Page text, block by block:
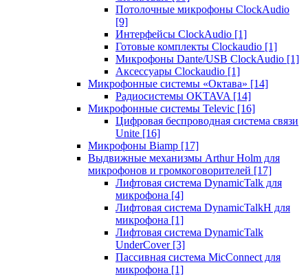
Потолочные микрофоны ClockAudio
[9]
Интерфейсы ClockAudio [1]
Готовые комплекты Clockaudio [1]
Микрофоны Dante/USB ClockAudio [1]
Аксессуары Clockaudio [1]
Микрофонные системы «Октава» [14]
Радиосистемы OKTAVA [14]
Микрофонные системы Televic [16]
Цифровая беспроводная система связи
Unite [16]
Микрофоны Biamp [17]
Выдвижные механизмы Arthur Holm для
микрофонов и громкоговорителей [17]
Лифтовая система DynamicTalk для
микрофона [4]
Лифтовая система DynamicTalkH для
микрофона [1]
Лифтовая система DynamicTalk
UnderCover [3]
Пассивная система MicConnect для
микрофона [1]